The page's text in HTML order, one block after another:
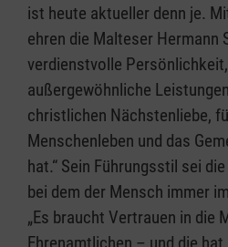
ist heute aktueller denn je.
ehren die Malteser Hermann
verdienstvolle
außergewöhnliche
christlichen Nächstenliebe,
Menschenleben und das
hat.“ Sein Führungsstil sei
bei dem der Mensch immer
„Es braucht Vertrauen in die
Ehrenamtlichen – und die